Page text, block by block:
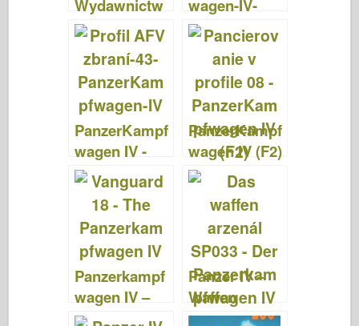
Wydawnictw
o Militaria 147
wagen-IV-
Medium-
Tank-1939-
1945 –
Concord 6081
PanzerKampf
wagen IV -
AFV zbrane
PanzerKampf
wagen IV (F2)
– Brnenie v
profile 008
Panzerkampf
wagen IV –
VANGUARD
Panzer IV –
Waffen
Arsenal